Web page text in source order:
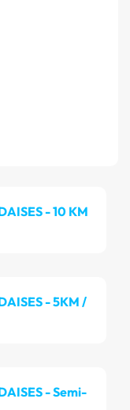
- 10 KM
- 5KM /
- Semi-